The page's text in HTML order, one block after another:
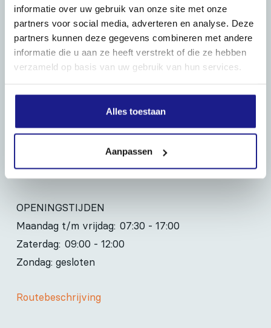
informatie over uw gebruik van onze site met onze
partners voor social media, adverteren en analyse. Deze
partners kunnen deze gegevens combineren met andere
informatie die u aan ze heeft verstrekt of die ze hebben
verzameld op basis van uw gebruik van hun services.
Alles toestaan
Aanpassen
MECHANISATIE FRANEKER
Kiehoek 26
8801 RD Franeker
06-83139573
OPENINGSTIJDEN
Maandag t/m vrijdag: 07:30 - 17:00
Zaterdag: 09:00 - 12:00
Zondag: gesloten
Routebeschrijving